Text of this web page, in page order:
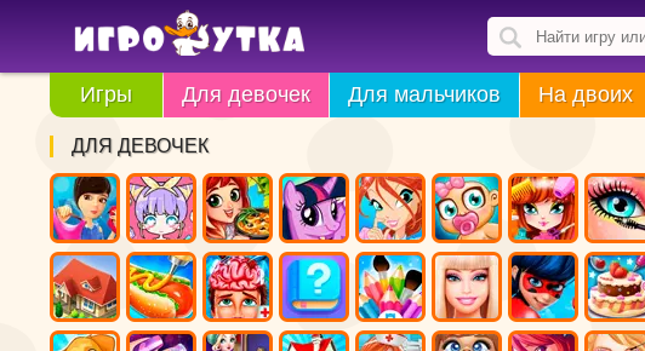
Игры Для девочек Для мальчиков На двоих
ДЛЯ ДЕВОЧЕК